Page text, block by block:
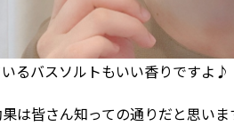
るバスソルトもいい香りですよ♪
は皆さん知っての通りだと思い